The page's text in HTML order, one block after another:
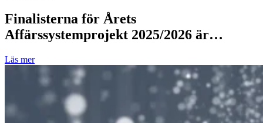
Finalisterna för Årets
Affärssystemprojekt 2025/2026 är…
Läs mer